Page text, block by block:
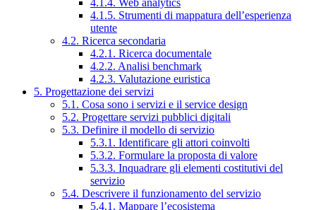
4.1.4. Web analytics
4.1.5. Strumenti di mappatura dell’esperienza
utente
4.2. Ricerca secondaria
4.2.1. Ricerca documentale
4.2.2. Analisi benchmark
4.2.3. Valutazione euristica
5. Progettazione dei servizi
5.1. Cosa sono i servizi e il service design
5.2. Progettare servizi pubblici digitali
5.3. Definire il modello di servizio
5.3.1. Identificare gli attori coinvolti
5.3.2. Formulare la proposta di valore
5.3.3. Inquadrare gli elementi costitutivi del
servizio
5.4. Descrivere il funzionamento del servizio
5.4.1. Mappare l’ecosistema